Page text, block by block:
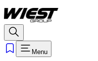
Menu